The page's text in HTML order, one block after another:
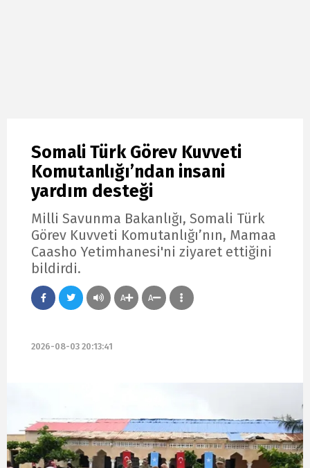
Somali Türk Görev Kuvveti
Komutanlığı’ndan insani
yardım desteği
Milli Savunma Bakanlığı, Somali Türk
Görev Kuvveti Komutanlığı’nın, Mamaa
Caasho Yetimhanesi'ni ziyaret ettiğini
bildirdi.
A A
2026-08-03 20:13:41